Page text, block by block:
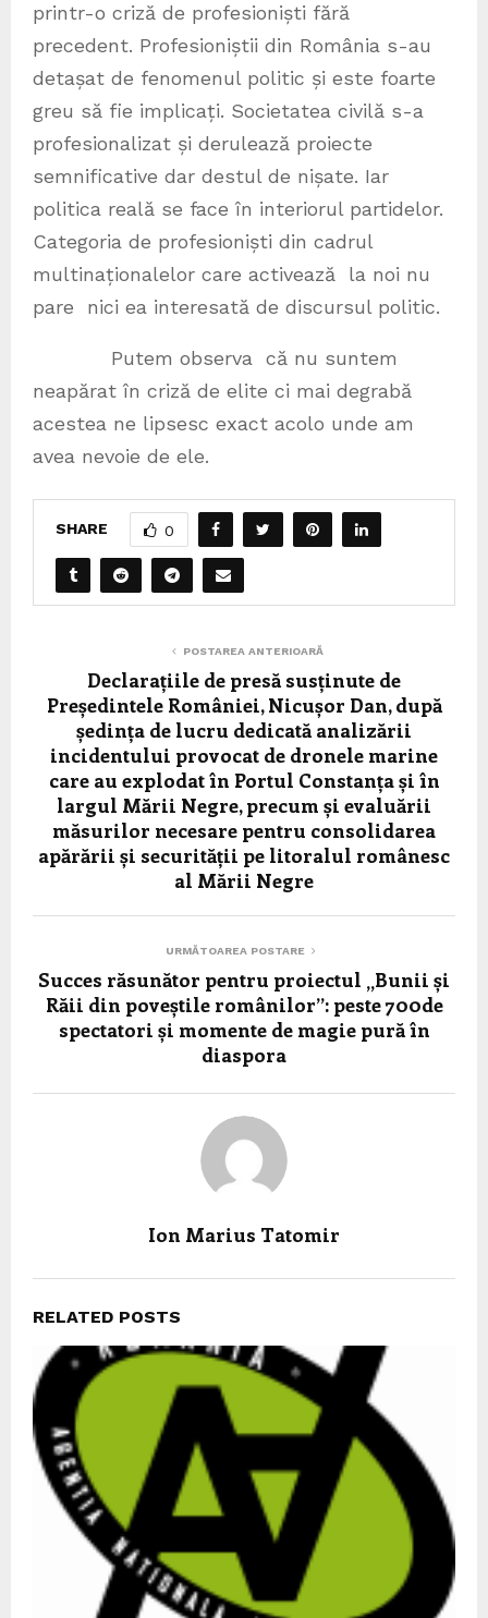
printr-o criză de profesioniști fără
precedent. Profesioniștii din România s-au
detașat de fenomenul politic și este foarte
greu să fie implicați. Societatea civilă s-a
profesionalizat și derulează proiecte
semnificative dar destul de nișate. Iar
politica reală se face în interiorul partidelor.
Categoria de profesioniști din cadrul
multinaționalelor care activează la noi nu
pare nici ea interesată de discursul politic.
Putem observa că nu suntem
neapărat în criză de elite ci mai degrabă
acestea ne lipsesc exact acolo unde am
avea nevoie de ele.
SHARE 0
POSTAREA ANTERIOARĂ
Declarațiile de presă susținute de
Președintele României, Nicușor Dan, după
ședința de lucru dedicată analizării
incidentului provocat de dronele marine
care au explodat în Portul Constanța și în
largul Mării Negre, precum și evaluării
măsurilor necesare pentru consolidarea
apărării și securității pe litoralul românesc
al Mării Negre
URMĂTOAREA POSTARE
Succes răsunător pentru proiectul „Bunii și
Răii din poveștile românilor”: peste 700de
spectatori și momente de magie pură în
diaspora
Ion Marius Tatomir
RELATED POSTS